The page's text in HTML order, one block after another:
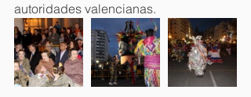
autoridades valencianas.